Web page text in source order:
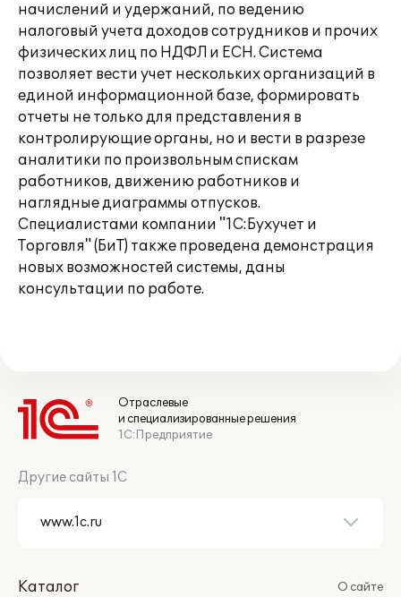
начислений и удержаний, по ведению
налоговый учета доходов сотрудников и прочих
физических лиц по НДФЛ и ЕСН. Система
позволяет вести учет нескольких организаций в
единой информационной базе, формировать
отчеты не только для представления в
контролирующие органы, но и вести в разрезе
аналитики по произвольным спискам
работников, движению работников и
наглядные диаграммы отпусков.
Специалистами компании "1С:Бухучет и
Торговля" (БиТ) также проведена демонстрация
новых возможностей системы, даны
консультации по работе.
Отраслевые
и специализированные решения
1С:Предприятие
Другие сайты 1С
Каталог
О сайте